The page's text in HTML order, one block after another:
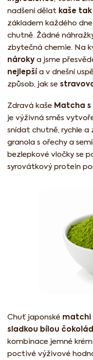
nadšení dělat kaše
základem každého
chutně. Žádné
zbytečná chemie. Na
nároky a jsme
nejlepšía v dnešní
způsob, jak se
Zdravá kaše Matcha
je výživná směs
snídat chutně, rychle a
granola s ořechy a
bezlepkové vločky se
syrovátkový protein
Chuť japonské matchi
sladkou bílou
kombinace jemné
poctivé výživové